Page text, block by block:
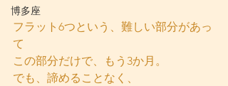
博多座
フラット6つという、難しい部分があっ
て
この部分だけで、もう3か月。
でも、諦めることなく、